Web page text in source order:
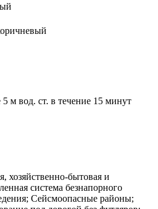
5 м вод. ст. в течение 15 минут
хозяйственно-бытовая и
система безнапорного
Сейсмоопасные районы;